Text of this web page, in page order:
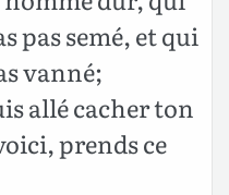
pas semé, et qui
vanné;
allé cacher ton
prends ce